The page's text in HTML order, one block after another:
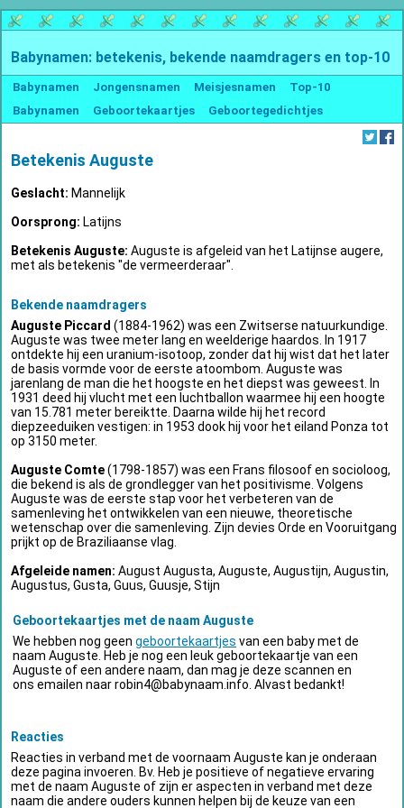
Babynamen: betekenis, bekende naamdragers en top-10
Babynamen Jongensnamen Meisjesnamen
Top-10
Babynamen
Geboortekaartjes Geboortegedichtjes
Betekenis Auguste
Geslacht: Mannelijk
Oorsprong: Latijns
Betekenis Auguste: Auguste is afgeleid van het Latijnse augere,
met als betekenis "de vermeerderaar".
Bekende naamdragers
Auguste Piccard (1884-1962) was een Zwitserse natuurkundige.
Auguste was twee meter lang en weelderige haardos. In 1917
ontdekte hij een uranium-isotoop, zonder dat hij wist dat het later
de basis vormde voor de eerste atoombom. Auguste was
jarenlang de man die het hoogste en het diepst was geweest. In
1931 deed hij vlucht met een luchtballon waarmee hij een hoogte
van 15.781 meter bereiktte. Daarna wilde hij het record
diepzeeduiken vestigen: in 1953 dook hij voor het eiland Ponza tot
op 3150 meter.
Auguste Comte(1798-1857) was een Frans filosoof en socioloog,
die bekend is als de grondlegger van het positivisme. Volgens
Auguste was de eerste stap voor het verbeteren van de
samenleving het ontwikkelen van een nieuwe, theoretische
wetenschap over die samenleving. Zijn devies Orde en Vooruitgang
prijkt op de Braziliaanse vlag.
Afgeleide namen: August Augusta, Auguste, Augustijn, Augustin,
Augustus, Gusta, Guus, Guusje, Stijn
Geboortekaartjes met de naam Auguste
We hebben nog geen geboortekaartjes van een baby met de
naam Auguste. Heb je nog een leuk geboortekaartje van een
Auguste of een andere naam, dan mag je deze scannen en
ons emailen naarrobin4@babynaam.info . Alvast bedankt!
Reacties
Reacties in verband met de voornaam Auguste kan je onderaan
deze pagina invoeren. Bv. Heb je positieve of negatieve ervaring
met de naam Auguste of zijn er aspecten in verband met deze
naam die andere ouders kunnen helpen bij de keuze van een